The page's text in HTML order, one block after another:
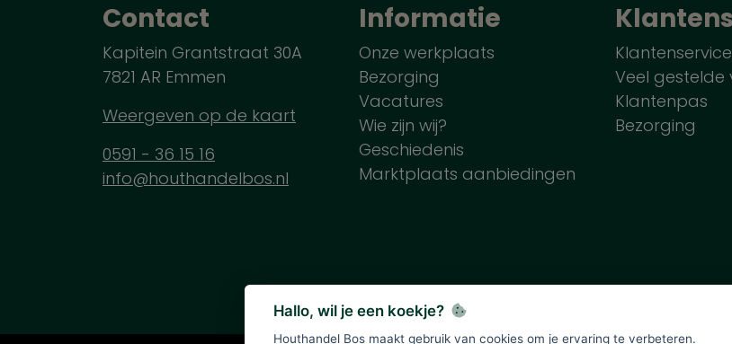
Contact
Kapitein Grantstraat 30A
7821 AR Emmen
Weergeven op de kaart
0591 - 36 15 16
info@houthandelbos.nl
Informatie
Onze werkplaats
Bezorging
Vacatures
Wie zijn wij?
Geschiedenis
Marktplaats aanbiedingen
Klantenservice
Veel gestelde
Klantenpas
Bezorging
Hallo, wil je een koekje?
Houthandel Bos maakt gebruik van cookies om je ervaring te verbeteren.